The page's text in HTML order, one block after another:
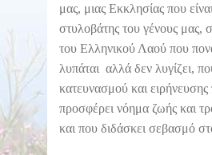
μας, μιας Εκκλησίας που
στυλοβάτης του γένους μας,
του Ελληνικού Λαού που
λυπάται αλλά δεν λυγίζει,
κατευνασμού και ειρήνευσης
προσφέρει νόημα ζωής και
και που διδάσκει σεβασμό